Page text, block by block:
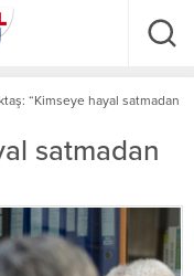
“Kimseye hayal satmadan
satmadan